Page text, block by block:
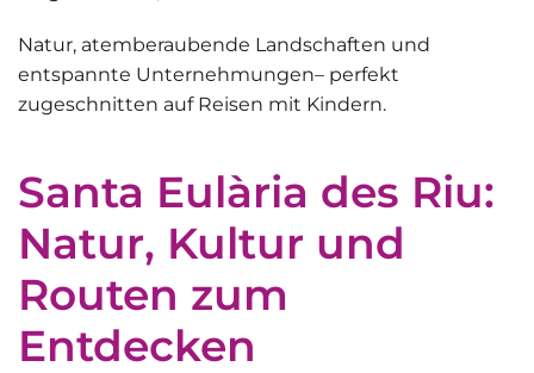
Natur, atemberaubende Landschaften und
entspannte Unternehmungen– perfekt
zugeschnitten auf Reisen mit Kindern.
Santa Eulària des Riu:
Natur, Kultur und
Routen zum
Entdecken